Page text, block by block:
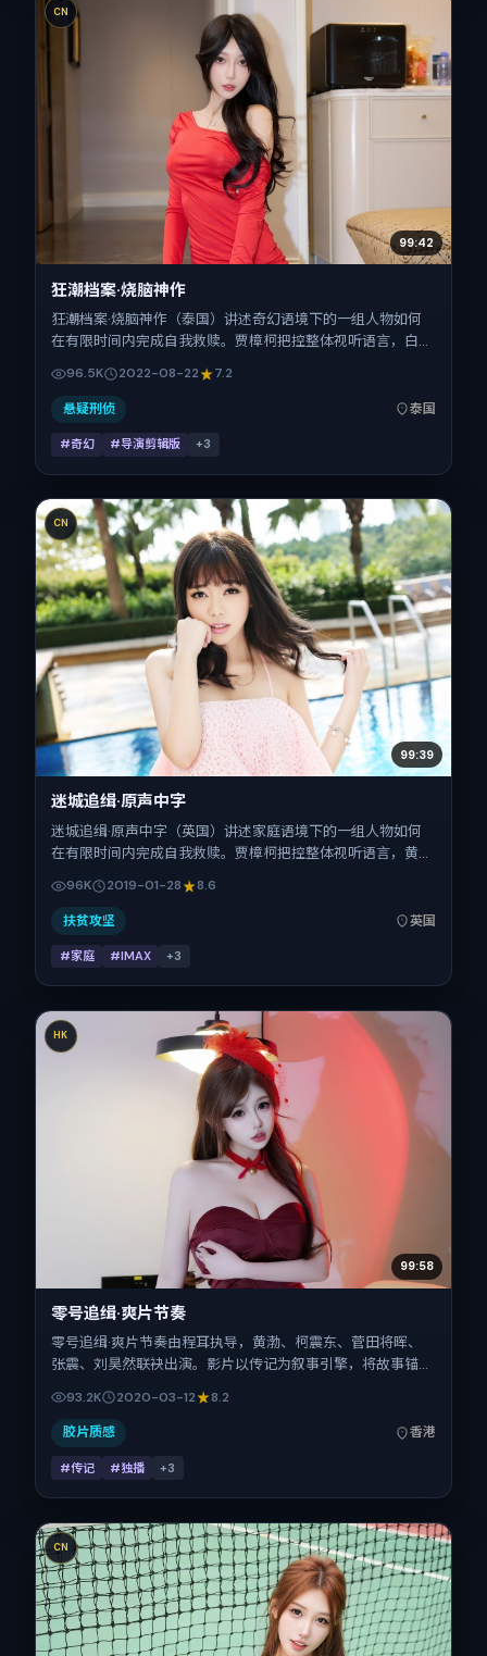
CN
99:42
狂潮档案·烧脑神作
狂潮档案·烧脑神作（泰国）讲述奇幻语境下的一组人物如何
在有限时间内完成自我救赎。贾樟柯把控整体视听语言，白
片定于 2022-08-22 起陆续登陆院线与网络平台，暑期档公
映，片长153分钟。
96.5K 2022-08-22 7.2
悬疑刑侦 泰国
#奇幻 #导演剪辑版 +3
CN
99:39
迷城追缉·原声中字
迷城追缉·原声中字（英国）讲述家庭语境下的一组人物如何
在有限时间内完成自我救赎。贾樟柯把控整体视听语言，黄
2019-01-28 起陆续登陆院线与网络平台，春节档前后公映，
片长153分钟。
96K 2019-01-28 8.6
扶贫攻坚 英国
#家庭 #IMAX +3
HK
99:58
零号追缉·爽片节奏
零号追缉·爽片节奏由程耳执导，黄渤、柯震东、菅田将晖、
张震、刘昊然联袂出演。影片以传记为叙事引擎，将故事锚定
2020年3月12日于中国香港首映（春节档前后），片长123分
钟，适合喜欢强情节与细腻表演的观众。
93.2K 2020-03-12 8.2
胶片质感 香港
#传记 #独播 +3
CN